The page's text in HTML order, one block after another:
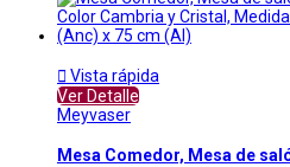
 Vista rápida
Ver Detalle
Meyvaser
Mesa Comedor, Mesa de